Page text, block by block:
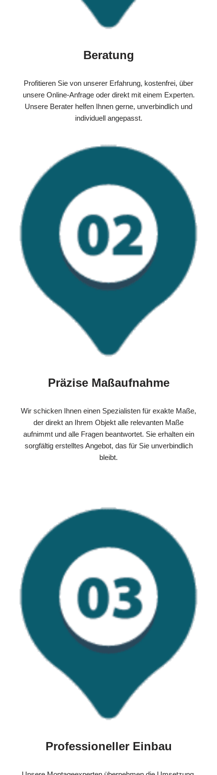
Beratung
Profitieren Sie von unserer Erfahrung, kostenfrei, über
unsere Online-Anfrage oder direkt mit einem Experten.
Unsere Berater helfen Ihnen gerne, unverbindlich und
individuell angepasst.
Präzise Maßaufnahme
Wir schicken Ihnen einen Spezialisten für exakte Maße,
der direkt an Ihrem Objekt alle relevanten Maße
aufnimmt und alle Fragen beantwortet. Sie erhalten ein
sorgfältig erstelltes Angebot, das für Sie unverbindlich
bleibt.
Professioneller Einbau